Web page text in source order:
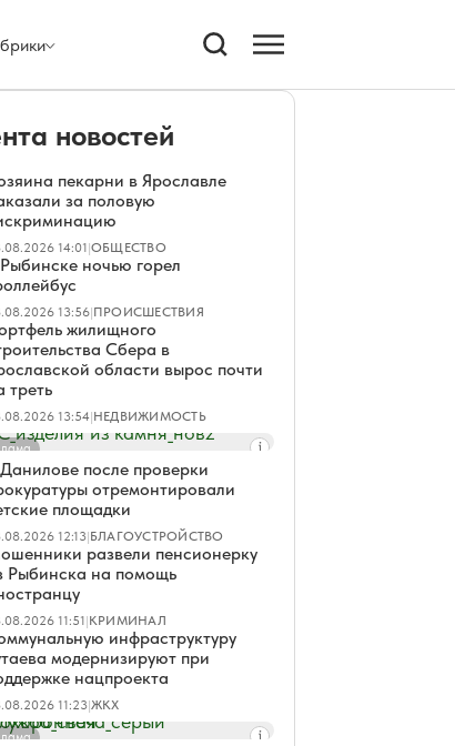
новостей
пекарни в Ярославле
за половую
14:01|ОБЩЕСТВО
ночью горел
13:56|ПРОИСШЕСТВИЯ
жилищного
Сбера в
области вырос почти
треть
13:54|НЕДВИЖИМОСТЬ
после проверки
отремонтировали
площадки
12:13|БЛАГОУСТРОЙСТВО
развели пенсионерку
Рыбинска на помощь
11:51|КРИМИНАЛ
инфраструктуру
модернизируют при
нацпроекта
11:23|ЖКХ